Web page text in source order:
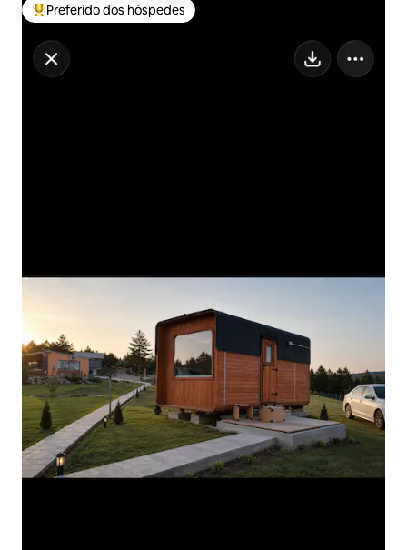
Entre os melhores preferidos dos hóspedes
Preferido dos hóspedes